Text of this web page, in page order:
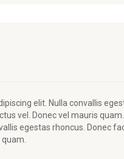
elit. Nulla convallis
vel. Donec vel mauris
egestas rhoncus. Donec